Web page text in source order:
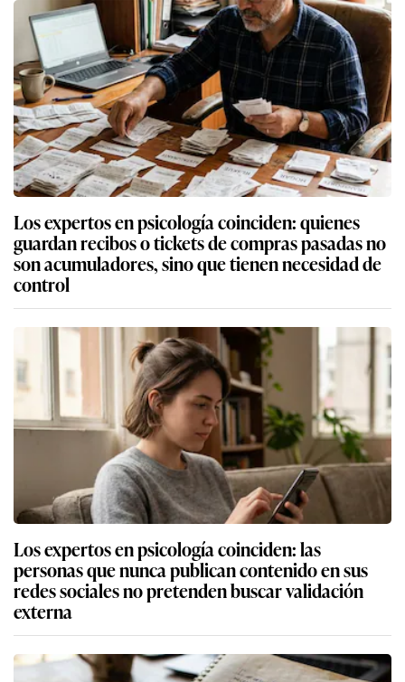
Los expertos en psicología coinciden: quienes
guardan recibos o tickets de compras pasadas no
son acumuladores, sino que tienen necesidad de
control
Los expertos en psicología coinciden: las
personas que nunca publican contenido en sus
redes sociales no pretenden buscar validación
externa